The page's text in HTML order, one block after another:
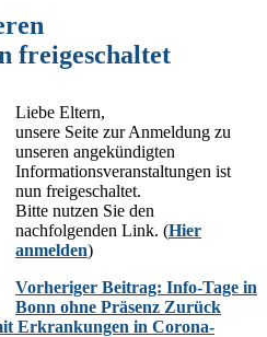
freigeschaltet
Liebe Eltern,
unsere Seite zur Anmeldung zu
unseren angekündigten
Informationsveranstaltungen ist
nun freigeschaltet.
Bitte nutzen Sie den
nachfolgenden Link. (Hier
anmelden)
Vorheriger Beitrag: Info-Tage in
Bonn ohne Präsenz Zurück
Erkrankungen in Corona-